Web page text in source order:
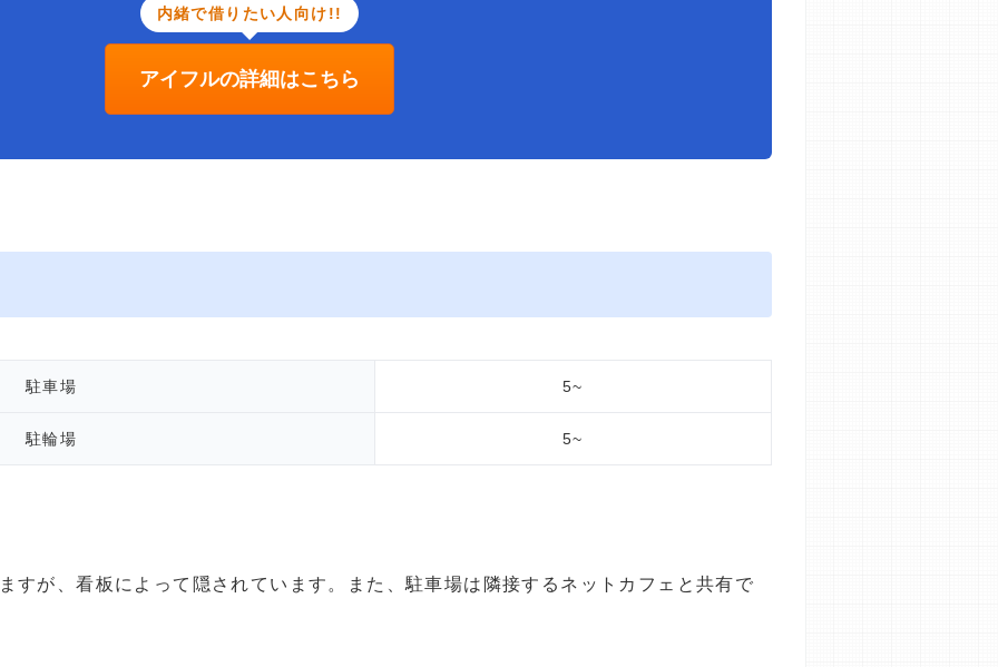
内緒で借りたい人向け!!
アイフルの詳細はこちら
駐車場 5~
駐輪場 5~
すが、看板によって隠されています。また、駐車場は隣接するネットカフェと共有で